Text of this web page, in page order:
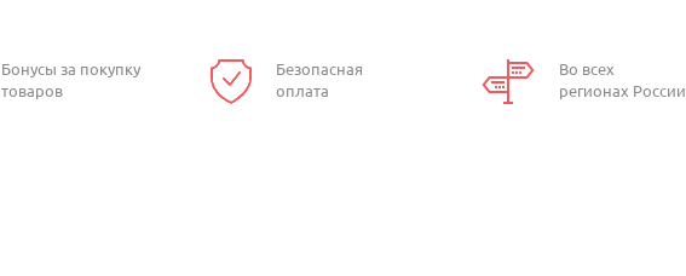
Бонусы за покупку
товаров
Безопасная
оплата
Во всех
регионах России